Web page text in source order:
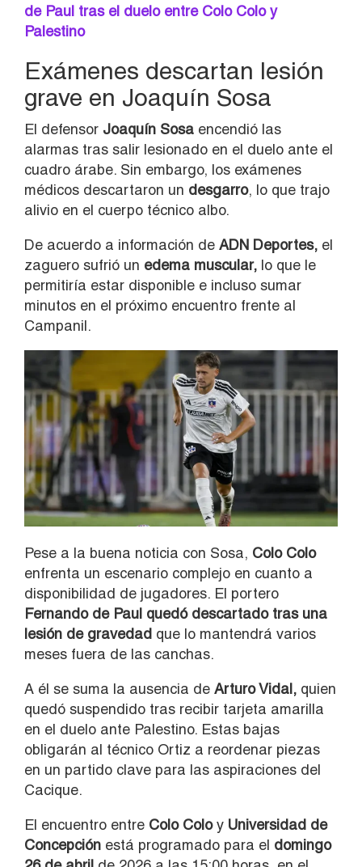
de Paul tras el duelo entre Colo Colo y
Palestino
Exámenes descartan lesión
grave en Joaquín Sosa
El defensor Joaquín Sosa encendió las
alarmas tras salir lesionado en el duelo ante el
cuadro árabe. Sin embargo, los exámenes
médicos descartaron un desgarro, lo que trajo
alivio en el cuerpo técnico albo.
De acuerdo a información de ADN Deportes, el
zaguero sufrió un edema muscular, lo que le
permitiría estar disponible e incluso sumar
minutos en el próximo encuentro frente al
Campanil.
Pese a la buena noticia con Sosa, Colo Colo
enfrenta un escenario complejo en cuanto a
disponibilidad de jugadores. El portero
Fernando de Paul quedó descartado tras una
lesión de gravedad que lo mantendrá varios
meses fuera de las canchas.
A él se suma la ausencia de Arturo Vidal, quien
quedó suspendido tras recibir tarjeta amarilla
en el duelo ante Palestino. Estas bajas
obligarán al técnico Ortiz a reordenar piezas
en un partido clave para las aspiraciones del
Cacique.
El encuentro entre Colo Coloy Universidad de
Concepción está programado para el domingo